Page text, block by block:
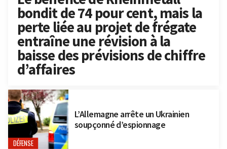
bondit de 74 pour cent, mais la
perte liée au projet de frégate
entraîne une révision à la
baisse des prévisions de chiffre
d’affaires
DÉFENSE
L’Allemagne arrête un Ukrainien
soupçonné d’espionnage